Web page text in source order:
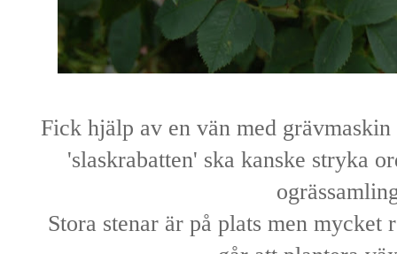
Fick hjälp av en vän med
'slaskrabatten' ska kanske stryka
Stora stenar är på plats men mycket